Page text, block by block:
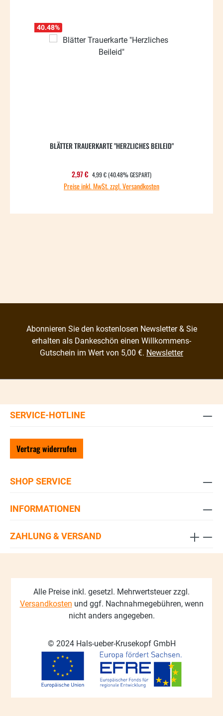
40.48%
BLÄTTER TRAUERKARTE "HERZLICHES BEILEID"
Verkaufspreis:
2,97 € REGULÄRER PREIS:
4,99 €(40.48% GESPART)
Preise inkl. MwSt. zzgl. Versandkosten
Abonnieren Sie den kostenlosen Newsletter & Sie
erhalten als Dankeschön einen Willkommens-
Gutschein im Wert von 5,00 €. Newsletter
SERVICE-HOTLINE
Vertrag widerrufen
SHOP SERVICE
INFORMATIONEN
ZAHLUNG & VERSAND
Alle Preise inkl. gesetzl. Mehrwertsteuer zzgl.
Versandkosten und ggf. Nachnahmegebühren, wenn
nicht anders angegeben.
© 2024 Hals-ueber-Krusekopf GmbH